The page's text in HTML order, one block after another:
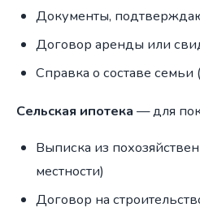
Документы,
Договор аренды или
Справка о составе
Сельская ипотека — для
Выписка из
местности)
Договор на